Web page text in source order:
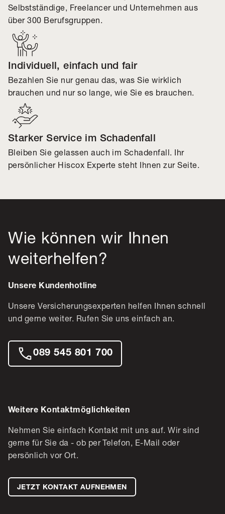
Selbstständige, Freelancer und Unternehmen aus
über 300 Berufsgruppen.
Individuell, einfach und fair
Bezahlen Sie nur genau das, was Sie wirklich
brauchen und nur so lange, wie Sie es brauchen.
Starker Service im Schadenfall
Bleiben Sie gelassen auch im Schadenfall. Ihr
persönlicher Hiscox Experte steht Ihnen zur Seite.
Wie können wir Ihnen
weiterhelfen?
Unsere Kundenhotline
Unsere Versicherungsexperten helfen Ihnen schnell
und gerne weiter. Rufen Sie uns einfach an.
089 545 801 700
Weitere Kontaktmöglichkeiten
Nehmen Sie einfach Kontakt mit uns auf. Wir sind
gerne für Sie da - ob per Telefon, E-Mail oder
persönlich vor Ort.
JETZT KONTAKT AUFNEHMEN